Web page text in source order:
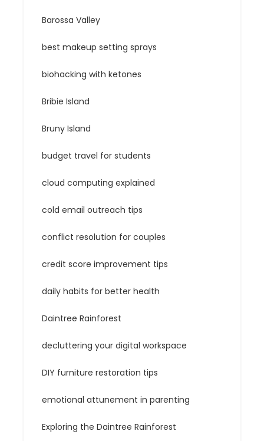
Barossa Valley
best makeup setting sprays
biohacking with ketones
Bribie Island
Bruny Island
budget travel for students
cloud computing explained
cold email outreach tips
conflict resolution for couples
credit score improvement tips
daily habits for better health
Daintree Rainforest
decluttering your digital workspace
DIY furniture restoration tips
emotional attunement in parenting
Exploring the Daintree Rainforest